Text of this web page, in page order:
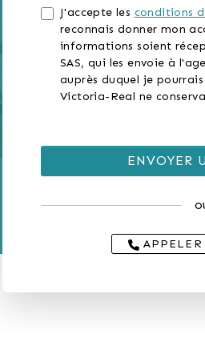
J'accepte les conditions
reconnais donner mon
informations soient
SAS, qui les envoie à
auprès duquel je
Victoria-Real ne
APPELER